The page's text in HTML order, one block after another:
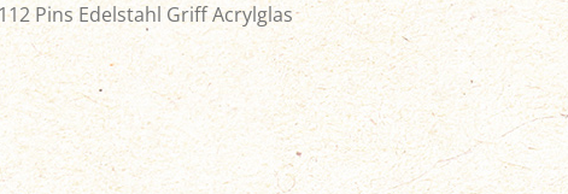
Pins Edelstahl Griff Acrylglas